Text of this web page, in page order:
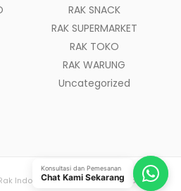
RAK SNACK
RAK SUPERMARKET
RAK TOKO
RAK WARUNG
Uncategorized
Indonesia- All Rights Reserved
Konsultasi dan Pemesanan
Chat Kami Sekarang